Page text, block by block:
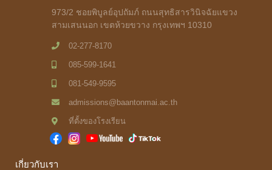
973/2 ชอยพิบูลย์อุปถัมภ์ ถนนสุทธิสารวินิจฉัยแขวง
สามเสนนอก เขตห้วยขวาง กรุงเทพฯ 10310
02-277-8170
085-599-1641
081-549-9595
admissions@baantonmai.ac.th
ที่ตั้งของโรงเรียน
เกี่ยวกับเรา